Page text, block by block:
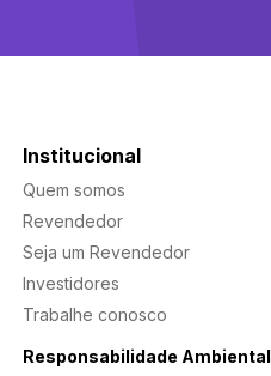
Institucional
Quem somos
Revendedor
Seja um Revendedor
Investidores
Trabalhe conosco
Responsabilidade Ambiental